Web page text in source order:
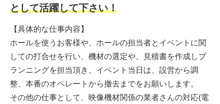
として活躍して下さい！
【具体的な仕事内容】
ホールを使うお客様や、ホールの担当者とイベントに関
しての打合せを行い、機材の選定や、見積書を作成しプ
ランニングを担当頂き、イベント当日は、設営から調
整、本番のオペレートから撤去までをお願いします。
その他の仕事として、映像機材関係の業者さんの対応(電